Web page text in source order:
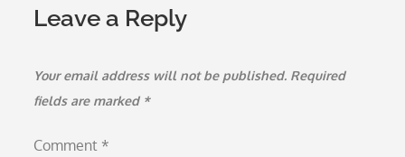
Leave a Reply
Your email address will not be published. Required
fields are marked *
Comment *